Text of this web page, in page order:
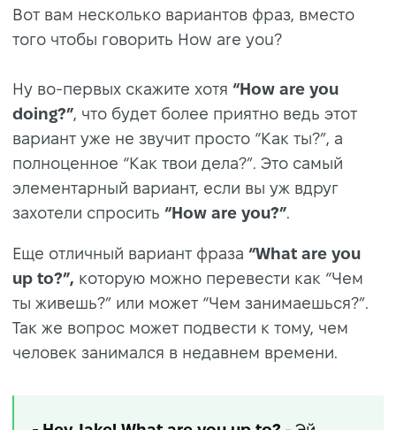
Вот вам несколько вариантов фраз, вместо
того чтобы говорить How are you?
Ну во-первых скажите хотя “How are you
doing?”, что будет более приятно ведь этот
вариант уже не звучит просто “Как ты?”, а
полноценное “Как твои дела?”. Это самый
элементарный вариант, если вы уж вдруг
захотели спросить “How are you?”.
Еще отличный вариант фраза “What are you
up to?”, которую можно перевести как “Чем
ты живешь?” или может “Чем занимаешься?”.
Так же вопрос может подвести к тому, чем
человек занимался в недавнем времени.